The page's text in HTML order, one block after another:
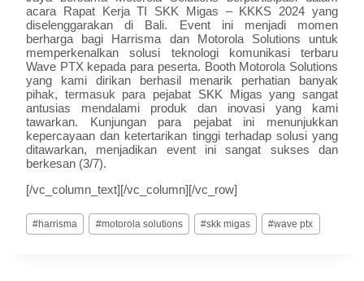
acara Rapat Kerja TI SKK Migas – KKKS 2024 yang
diselenggarakan di Bali. Event ini menjadi momen
berharga bagi Harrisma dan Motorola Solutions untuk
memperkenalkan solusi teknologi komunikasi terbaru
Wave PTX kepada para peserta. Booth Motorola Solutions
yang kami dirikan berhasil menarik perhatian banyak
pihak, termasuk para pejabat SKK Migas yang sangat
antusias mendalami produk dan inovasi yang kami
tawarkan. Kunjungan para pejabat ini menunjukkan
kepercayaan dan ketertarikan tinggi terhadap solusi yang
ditawarkan, menjadikan event ini sangat sukses dan
berkesan (3/7).
[/vc_column_text][/vc_column][/vc_row]
#harrisma #motorola solutions #skk migas #wave ptx